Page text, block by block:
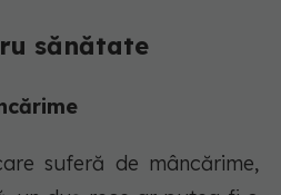
sănătate
suferă de mâncărime,